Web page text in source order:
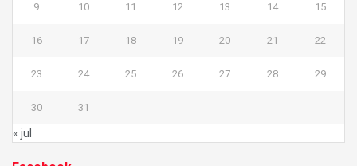
9 10 11 12 13 14 15
16 17 18 19 20 21 22
23 24 25 26 27 28 29
30 31
« jul